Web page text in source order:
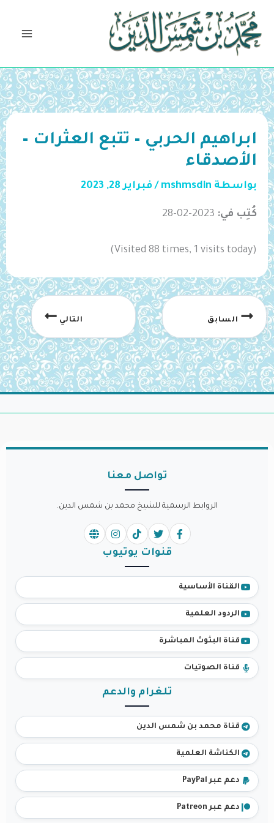
تخطي
المحتوى
ابراهيم الحربي – تتبع العثرات –
الأصدقاء
بواسطة mshmsdin
/ فبراير 28, 2023
كُتِب في: 2023-02-28
(Visited 88 times, 1 visits today)
السابق التالي
تواصل معنا
الروابط الرسمية للشيخ محمد بن شمس الدين.
قنوات يوتيوب
القناة الأساسية
الردود العلمية
قناة البثوث المباشرة
قناة الصوتيات
تلغرام والدعم
قناة محمد بن شمس الدين
الكناشة العلمية
دعم عبر PayPal
دعم عبر Patreon